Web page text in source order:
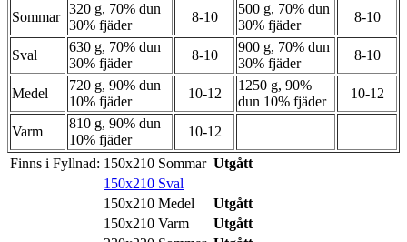
Sommar
320 g, 70% dun
30% fjäder
8-10
500 g, 70% dun
30% fjäder
8-10
Sval
630 g, 70% dun
30% fjäder
8-10
900 g, 70% dun
30% fjäder
8-10
Medel
720 g, 90% dun
10% fjäder
10-12
1250 g, 90%
dun 10% fjäder
10-12
Varm
810 g, 90% dun
10% fjäder
10-12
Finns i Fyllnad: 150x210 Sommar Utgått
150x210 Sval
150x210 Medel
Utgått
150x210 Varm
Utgått